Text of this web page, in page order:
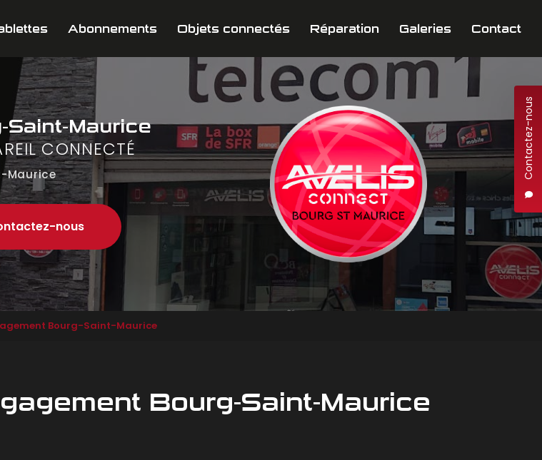
Contactez-nous
Abonnements Objets connectés Réparation Galeries Contact
Saint-Maurice
CONNECTÉ
Maurice
nous
Bourg-Saint-Maurice
Bourg-Saint-Maurice